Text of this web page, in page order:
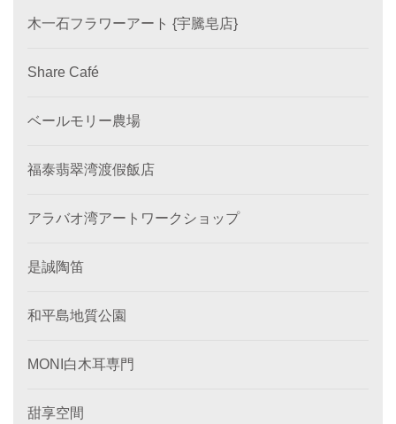
木一石フラワーアート {宇騰皂店}
Share Café
ベールモリー農場
福泰翡翠湾渡假飯店
アラバオ湾アートワークショップ
是誠陶笛
和平島地質公園
MONI白木耳専門
甜享空間